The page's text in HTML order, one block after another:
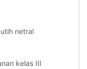
netral
kelas III